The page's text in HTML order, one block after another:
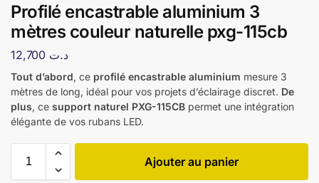
Profilé encastrable aluminium 3
mètres couleur naturelle pxg-115cb
د.ت
Tout d’abord, ce profilé encastrable aluminium mesure 3
mètres de long, idéal pour vos projets d’éclairage discret. De
plus, ce support naturel PXG-115CB permet une intégration
élégante de vos rubans LED.
Ajouter au panier